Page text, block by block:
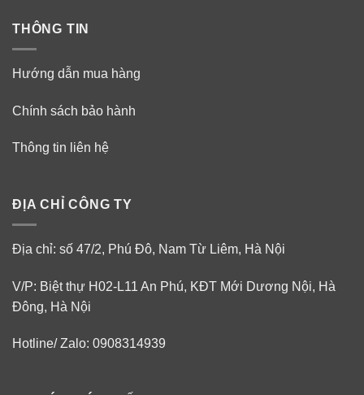
THÔNG TIN
Hướng dẫn mua hàng
Chính sách bảo hành
Thông tin liên hệ
ĐỊA CHỈ CÔNG TY
Địa chỉ: số 47/2, Phú Đô, Nam Từ Liêm, Hà Nội
V/P: Biệt thự H02-L11 An Phú, KĐT Mới Dương Nội, Hà
Đông, Hà Nội
Hotline/ Zalo: 0908314939